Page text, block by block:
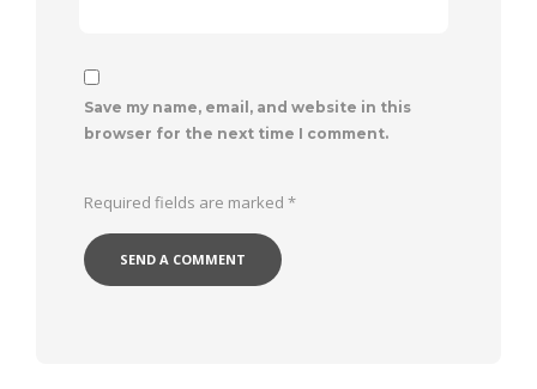
Save my name, email, and website in this
browser for the next time I comment.
Required fields are marked *